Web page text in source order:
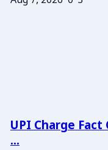
UPI Charge Fact
...